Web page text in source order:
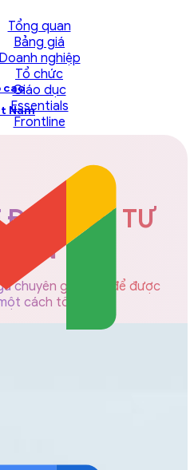
cao
Nam
ĐỘI NGŨ TƯ
VẤN
chuyên gia GCS để được
cách tốt nhất
Tổng quan
Bảng giá
Doanh nghiệp
Tổ chức
Giáo dục
Essentials
Frontline